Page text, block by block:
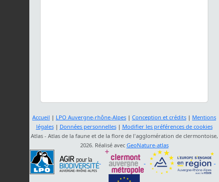
Accueil | LPO Auvergne-rhône-Alpes | Conception et crédits | Mentions
légales| Données personnelles| Modifier les préférences de cookies
Atlas - Atlas de la faune et de la flore de l'agglomération de clermontoise,
2026. Réalisé avec GeoNature-atlas